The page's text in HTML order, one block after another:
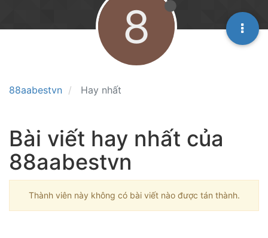
88aabestvn Hay nhất
8
Bài viết hay nhất của
88aabestvn
Thành viên này không có bài viết nào được tán thành.